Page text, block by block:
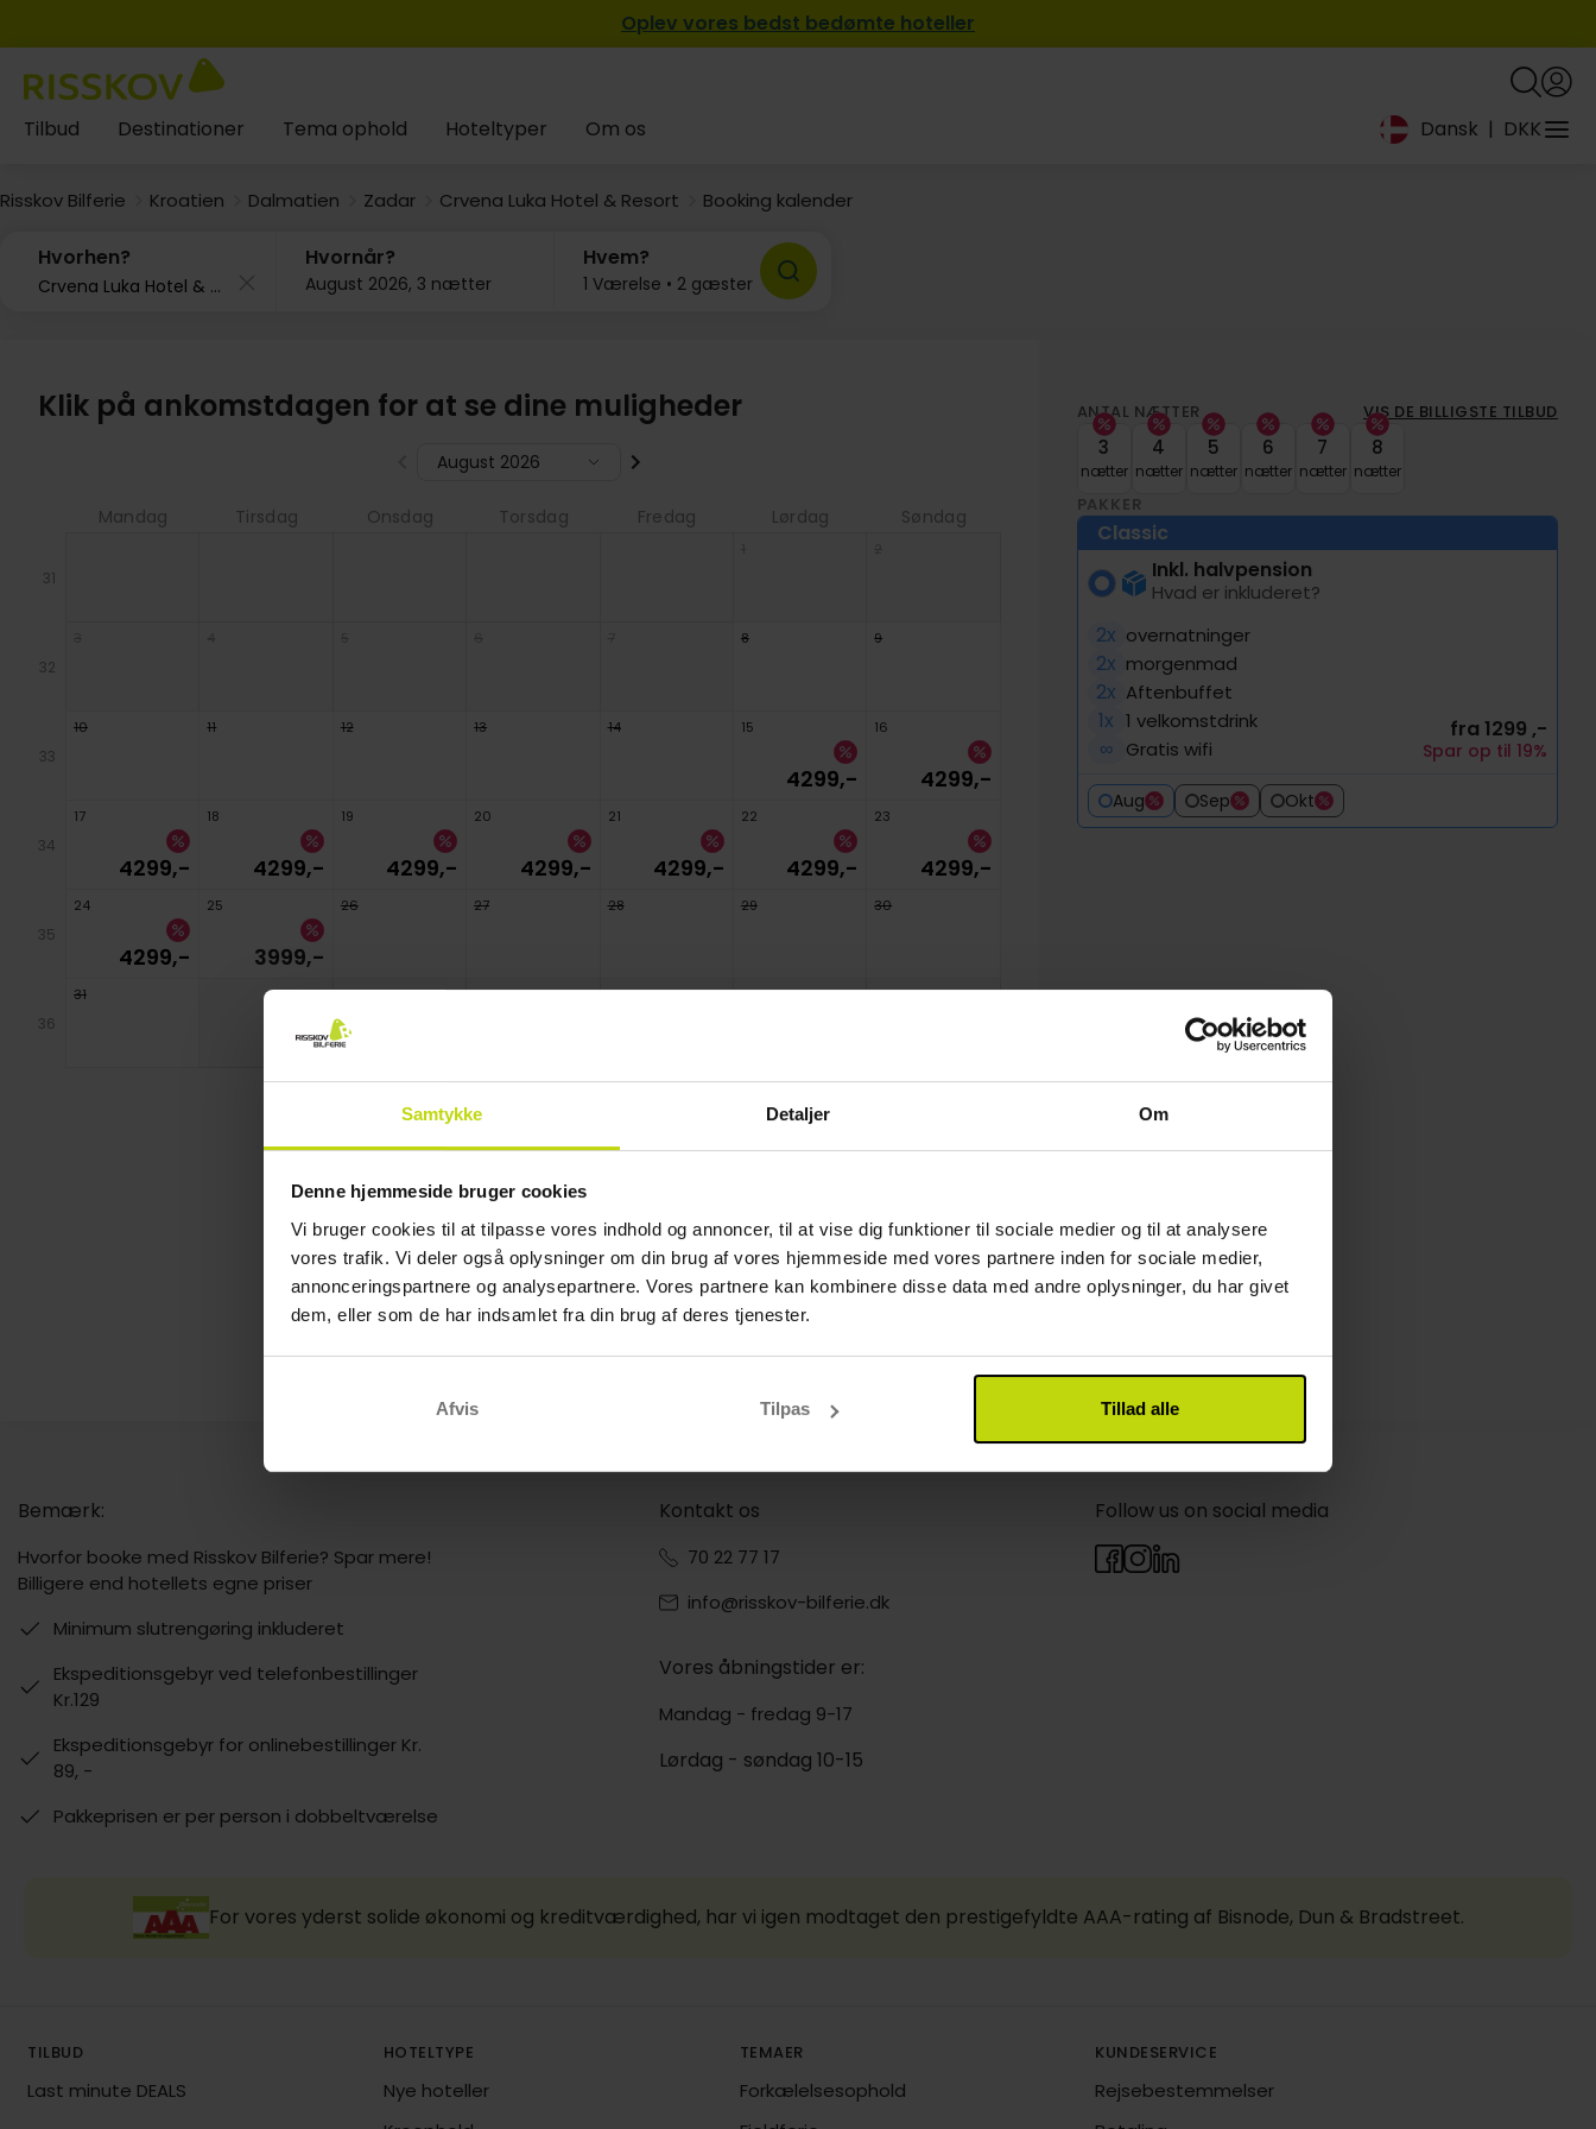
Samtykke Detaljer Om
Denne hjemmeside bruger cookies
Vi bruger cookies til at tilpasse vores indhold og annoncer, til at vise dig funktioner til sociale medier og til at analysere
vores trafik. Vi deler også oplysninger om din brug af vores hjemmeside med vores partnere inden for sociale medier,
annonceringspartnere og analysepartnere. Vores partnere kan kombinere disse data med andre oplysninger, du har givet
dem, eller som de har indsamlet fra din brug af deres tjenester.
Afvis Tilpas Tillad alle
Oplev vores bedst bedømte hoteller
Tilbud Destinationer Tema ophold Hoteltyper Om os Dansk | DKK
Risskov Bilferie Kroatien Dalmatien Zadar Crvena Luka Hotel & Resort Booking kalender
Hvorhen? Hvornår?
August 2026, 3 nætter
Hvem?
1 Værelse • 2 gæster
Klik på ankomstdagen for at se dine muligheder
August 2026
Mandag Tirsdag Onsdag Torsdag Fredag Lørdag Søndag
31
32
8 9
33
10 11 12 13 14 15
4299,-
16
4299,-
34
17
4299,-
18
4299,-
19
4299,-
20
4299,-
21
4299,-
22
4299,-
23
4299,-
35
24
4299,-
25
3999,-
26 27 28 29 30
36
31
ANTAL NÆTTER VIS DE BILLIGSTE TILBUD
3
nætter
4
nætter
5
nætter
6
nætter
7
nætter
8
nætter
PAKKER
Classic
Inkl. halvpension
Hvad er inkluderet?
2x overnatninger
2x morgenmad
2x Aftenbuffet
1x 1 velkomstdrink
∞ Gratis wifi
fra 1299 ,-
Spar op til 19%
Aug Sep Okt
Bemærk:
Hvorfor booke med Risskov Bilferie? Spar mere!
Billigere end hotellets egne priser
Minimum slutrengøring inkluderet
Ekspeditionsgebyr ved telefonbestillinger
Kr.129
Ekspeditionsgebyr for onlinebestillinger Kr.
89, -
Pakkeprisen er per person i dobbeltværelse
Kontakt os
70 22 77 17
info@risskov-bilferie.dk
Vores åbningstider er:
Mandag - fredag 9-17
Lørdag - søndag 10-15
Follow us on social media
For vores yderst solide økonomi og kreditværdighed, har vi igen modtaget den prestigefyldte AAA-rating af Bisnode, Dun & Bradstreet.
TILBUD
Last minute DEALS
HOTELTYPE
Nye hoteller
TEMAER
Forkælelsesophold
KUNDESERVICE
Rejsebestemmelser